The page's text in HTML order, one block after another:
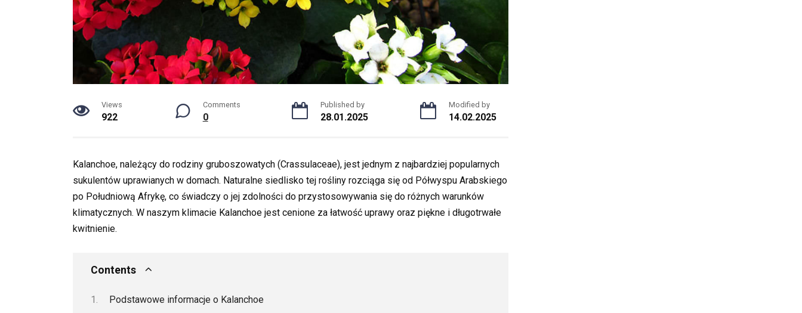
Views
922
Comments
0
Published by
28.01.2025
Modified by
14.02.2025
Kalanchoe, należący do rodziny gruboszowatych (Crassulaceae), jest jednym z najbardziej popularnych
sukulentów uprawianych w domach. Naturalne siedlisko tej rośliny rozciąga się od Półwyspu Arabskiego
po Południową Afrykę, co świadczy o jej zdolności do przystosowywania się do różnych warunków
klimatycznych. W naszym klimacie Kalanchoe jest cenione za łatwość uprawy oraz piękne i długotrwałe
kwitnienie.
Contents
Podstawowe informacje o Kalanchoe